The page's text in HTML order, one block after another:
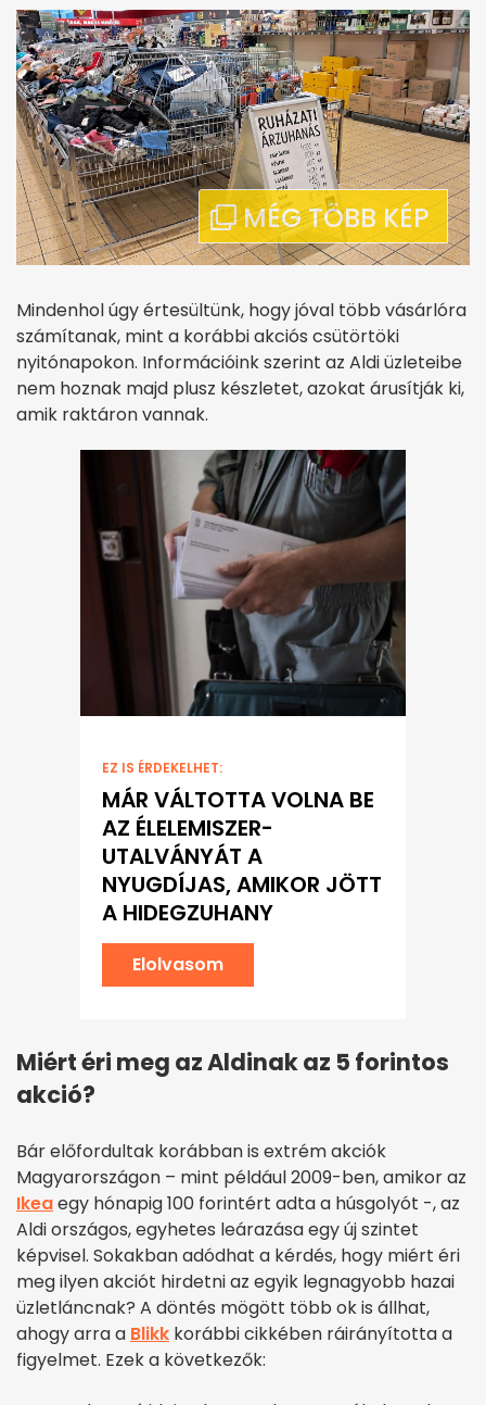
Mindenhol úgy értesültünk, hogy jóval több vásárlóra
számítanak, mint a korábbi akciós csütörtöki
nyitónapokon. Információink szerint az Aldi üzleteibe
nem hoznak majd plusz készletet, azokat árusítják ki,
amik raktáron vannak.
EZ IS ÉRDEKELHET:
MÁR VÁLTOTTA VOLNA BE
AZ ÉLELEMISZER-
UTALVÁNYÁT A
NYUGDÍJAS, AMIKOR JÖTT
A HIDEGZUHANY
Elolvasom
Miért éri meg az Aldinak az 5 forintos
akció?
Bár előfordultak korábban is extrém akciók
Magyarországon – mint például 2009-ben, amikor az
Ikeaegy hónapig 100 forintért adta a húsgolyót -, az
Aldi országos, egyhetes leárazása egy új szintet
képvisel. Sokakban adódhat a kérdés, hogy miért éri
meg ilyen akciót hirdetni az egyik legnagyobb hazai
üzletláncnak? A döntés mögött több ok is állhat,
ahogy arra a Blikk korábbi cikkében ráirányította a
figyelmet. Ezek a következők: